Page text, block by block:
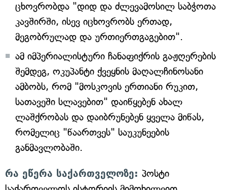
ცხოვრობდა "დიდ და ძლევამოსილ საბჭოთა
კავშირში, ისევ იცხოვრობს ერთად,
მეგობრულად და ურთიერთგაგებით".
ამ იმპერიალისტური ჩანაფიქრის გაჟღერების
შემდეგ, ოკუპანტი ქვეყნის მაღალჩინოსანი
ამბობს, რომ "მოსკოვის ერთიანი რუკით,
სათავეში სლავებით" დაიწყებენ ახალ
ლაშქრობას და დაიბრუნებენ ყველა მიწას,
რომელიც "წაართვეს" საუკუნეების
განმავლობაში.
რა ეწერა საქართველოზე: პოსტი